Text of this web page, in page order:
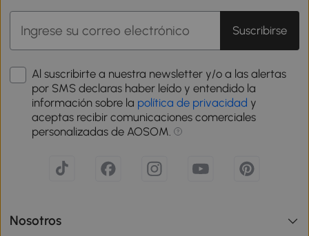
Suscribirse
Al suscribirte a nuestra newsletter y/o a las alertas
por SMS declaras haber leído y entendido la
información sobre la política de privacidad y
aceptas recibir comunicaciones comerciales
personalizadas de AOSOM.
Nosotros